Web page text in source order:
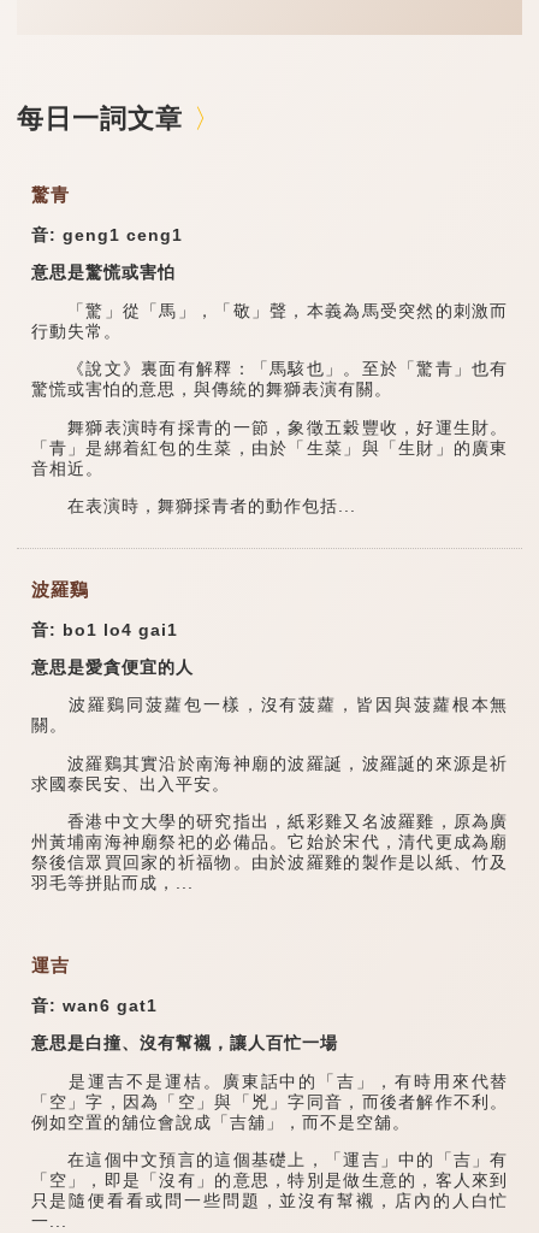
每日一詞文章
驚青
音: geng1 ceng1
意思是驚慌或害怕
「驚」從「馬」，「敬」聲，本義為馬受突然的刺激而
行動失常。
《說文》裏面有解釋：「馬駭也」。至於「驚青」也有
驚慌或害怕的意思，與傳統的舞獅表演有關。
舞獅表演時有採青的一節，象徵五穀豐收，好運生財。
「青」是綁着紅包的生菜，由於「生菜」與「生財」的廣東
音相近。
在表演時，舞獅採青者的動作包括...
波羅鷄
音: bo1 lo4 gai1
意思是愛貪便宜的人
波羅鷄同菠蘿包一樣，沒有菠蘿，皆因與菠蘿根本無
關。
波羅鷄其實沿於南海神廟的波羅誕，波羅誕的來源是祈
求國泰民安、出入平安。
香港中文大學的研究指出，紙彩雞又名波羅雞，原為廣
州黃埔南海神廟祭祀的必備品。它始於宋代，清代更成為廟
祭後信眾買回家的祈福物。由於波羅雞的製作是以紙、竹及
羽毛等拼貼而成，...
運吉
音: wan6 gat1
意思是白撞、沒有幫襯，讓人百忙一場
是運吉不是運桔。廣東話中的「吉」，有時用來代替
「空」字，因為「空」與「兇」字同音，而後者解作不利。
例如空置的舖位會說成「吉舖」，而不是空舖。
在這個中文預言的這個基礎上，「運吉」中的「吉」有
「空」，即是「沒有」的意思，特別是做生意的，客人來到
只是隨便看看或問一些問題，並沒有幫襯，店內的人白忙
一...